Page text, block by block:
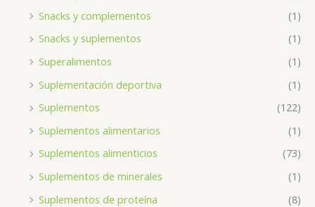
Snacks y complementos
(1)
Snacks y suplementos
(1)
Superalimentos
(1)
Suplementación deportiva
(1)
Suplementos
(122)
Suplementos alimentarios
(1)
Suplementos alimenticios
(73)
Suplementos de minerales
(1)
Suplementos de proteína
(8)